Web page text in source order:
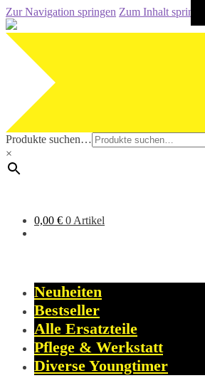
Zur Navigation springen Zum Inhalt springen
Produkte suchen…
×
0,00 € 0 Artikel
Neuheiten
Bestseller
Alle Ersatzteile
Pflege & Werkstatt
Diverse Youngtimer